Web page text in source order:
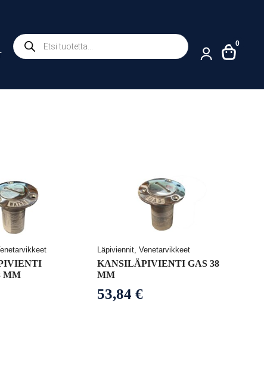
Products
search
0
MM
Läpiviennit, Venetarvikkeet
KANSILÄPIVIENTI GAS 38
MM
53,84€